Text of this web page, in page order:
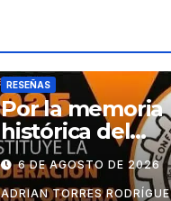
RESEÑAS
Por la memoria
histórica del
movimiento
cubano
6 DE AGOSTO DE 2026
ADRIAN TORRES